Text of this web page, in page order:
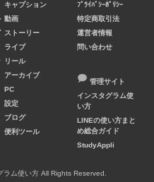
キャプション
動画
ストーリー
ライブ
リール
アーカイブ
PC
設定
ブログ
便利ツール
ﾌﾟﾗｲﾊﾞｼｰﾎﾟﾘｼｰ
特定商取引法
運営者情報
問い合わせ
管理サイト
インスタグラム使
い方
LINEの使い方まと
め総合ガイド
StudyAppli
ム使い方 All Rights Reserved.